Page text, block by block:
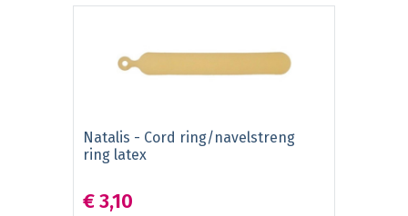
Natalis - Cord ring/navelstreng
ring latex
€ 3,10